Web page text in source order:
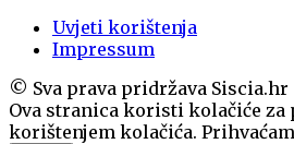
Uvjeti korištenja
Impressum
© Sva prava pridržava Siscia.hr
Ova stranica koristi kolačiće
korištenjem kolačića. Prihvaćam